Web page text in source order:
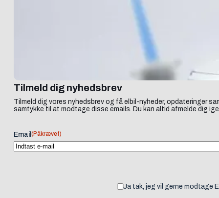
Tilmeld dig nyhedsbrev
Tilmeld dig vores nyhedsbrev og få elbil-nyheder, opdateringer
samtykke til at modtage disse emails. Du kan altid afmelde dig
Email (Påkrævet)
Ja tak, jeg vil gerne modtage